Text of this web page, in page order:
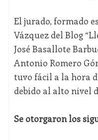
El jurado, formado
Vázquez del Blog
José Basallote
Antonio Romero
tuvo fácil a la hora
debido al alto nivel
Se otorgaron los